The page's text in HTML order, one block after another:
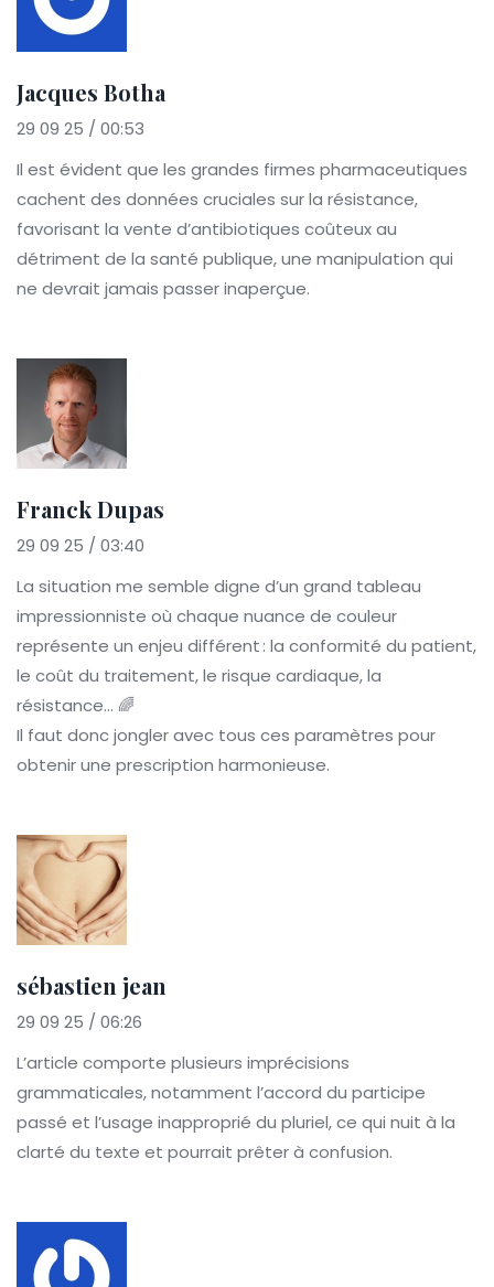
Jacques Botha
29 09 25 / 00:53
Il est évident que les grandes firmes pharmaceutiques
cachent des données cruciales sur la résistance,
favorisant la vente d’antibiotiques coûteux au
détriment de la santé publique, une manipulation qui
ne devrait jamais passer inaperçue.
Franck Dupas
29 09 25 / 03:40
La situation me semble digne d’un grand tableau
impressionniste où chaque nuance de couleur
représente un enjeu différent : la conformité du patient,
le coût du traitement, le risque cardiaque, la
résistance… 🌈
Il faut donc jongler avec tous ces paramètres pour
obtenir une prescription harmonieuse.
sébastien jean
29 09 25 / 06:26
L’article comporte plusieurs imprécisions
grammaticales, notamment l’accord du participe
passé et l’usage inapproprié du pluriel, ce qui nuit à la
clarté du texte et pourrait prêter à confusion.